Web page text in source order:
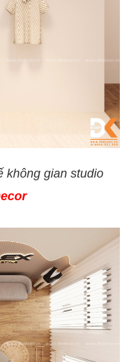
không gian studio